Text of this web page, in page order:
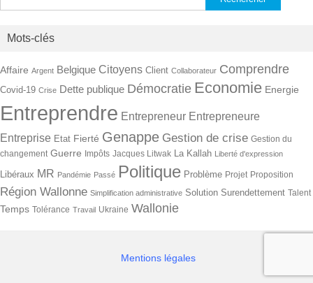
Mots-clés
Affaire Argent Belgique Citoyens Client Collaborateur Comprendre
Covid-19 Crise Dette publique Démocratie Economie Energie
Entreprendre Entrepreneur Entrepreneure
Entreprise Etat Fierté Genappe Gestion de crise Gestion du
changement Guerre Impôts Jacques Litwak La Kallah Liberté d'expression
Libéraux MR Pandémie Passé Politique Problème Projet Proposition
Région Wallonne Simplification administrative Solution Surendettement Talent
Temps Tolérance Travail Ukraine Wallonie
Mentions légales